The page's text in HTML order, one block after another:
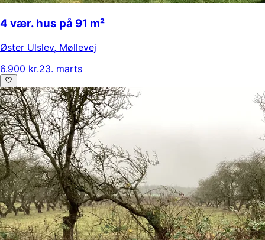
4 vær. hus på 91 m²
Øster Ulslev, Møllevej
6.900 kr.23. marts